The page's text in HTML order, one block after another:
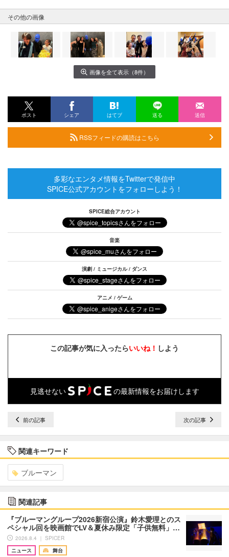
その他の画像
画像を全て表示（8件）
ポスト シェア はてブ 送る 送信
RSSフィードの購読はこちら
多彩なエンタメ情報をTwitterで発信中
SPICE公式アカウントをフォローしよう！
SPICE総合アカウント
音楽
演劇 / ミュージカル / ダンス
アニメ / ゲーム
この記事が気に入ったらいいね！ しよう
見逃せない の最新情報をお届けします
前の記事 次の記事
関連キーワード
ブルーマン
関連記事
『ブルーマングループ2026新宿公演』鈴木愛理とのス
ペシャル回を映画館でLV＆夏休み限定「子供無料」…
2026.8.4 ｜ SPICER
ニュース
舞台